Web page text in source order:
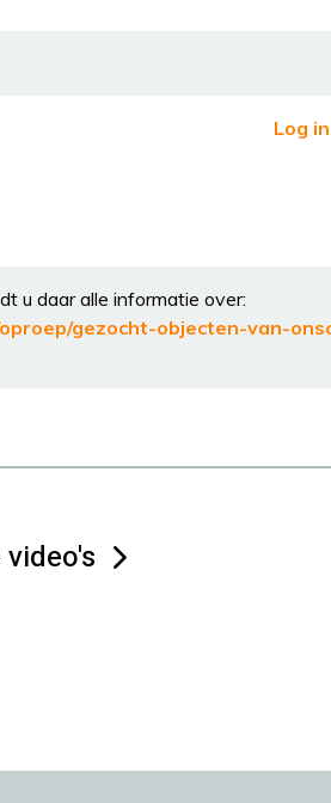
Log
u daar alle informatie over:
gezocht-objecten-van-